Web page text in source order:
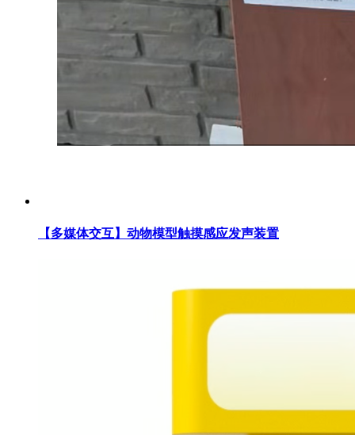
【多媒体交互】动物模型触摸感应发声装置